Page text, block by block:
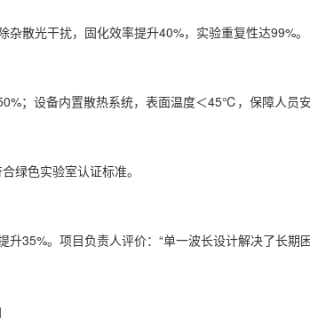
散光干扰，固化效率提升40%，实验重复性达99%。
；设备内置散热系统，表面温度＜45℃，保障人员
绿色实验室认证标准。
35%。项目负责人评价：“单一波长设计解决了长期